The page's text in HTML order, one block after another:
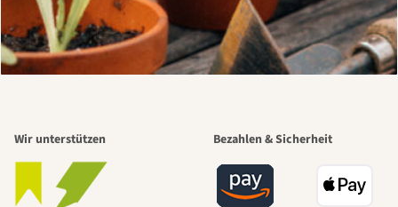
Wir unterstützen Bezahlen & Sicherheit